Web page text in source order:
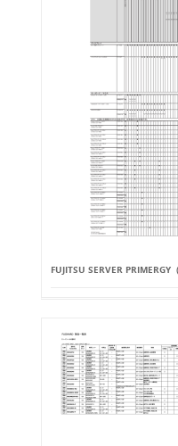
FUJITSU SERVER PRIMERGY